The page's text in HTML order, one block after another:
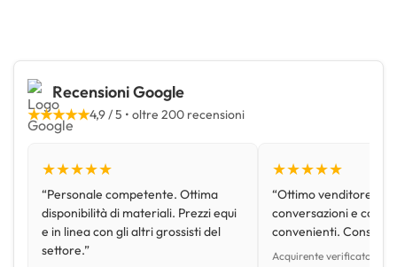
Recensioni Google
★★★★★4,9 / 5 • oltre 200 recensioni
★★★★★
“Personale competente. Ottima
disponibilità di materiali. Prezzi equi
e in linea con gli altri grossisti del
settore.”
★★★★★
“Ottimo venditore,
conversazioni e con
convenienti.
Acquirente verificato •